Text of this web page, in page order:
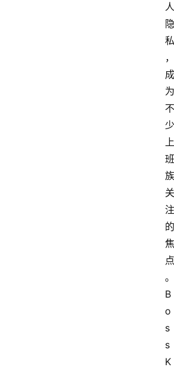
人
隐
私
，
成
为
不
少
上
班
族
关
注
的
焦
点
。
B
o
s
s
K